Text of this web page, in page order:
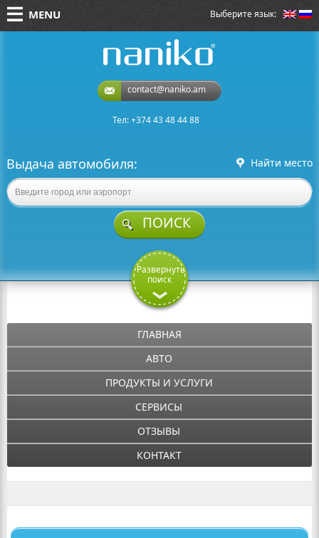
Выберите язык:
MENU
contact@naniko.am
Тел: +374 43 48 44 88
Выдача автомобиля: Найти место
ПОИСК
Развернуть
поиск
ГЛАВНАЯ
АВТО
ПРОДУКТЫ И УСЛУГИ
СЕРВИСЫ
ОТЗЫВЫ
КОНТАКТ